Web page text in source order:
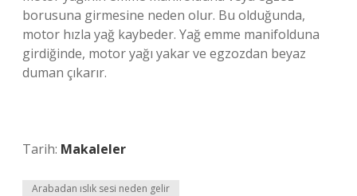
borusuna girmesine neden olur. Bu olduğunda,
motor hızla yağ kaybeder. Yağ emme manifolduna
girdiğinde, motor yağı yakar ve egzozdan beyaz
duman çıkarır.
Tarih: Makaleler
Arabadan ıslık sesi neden gelir